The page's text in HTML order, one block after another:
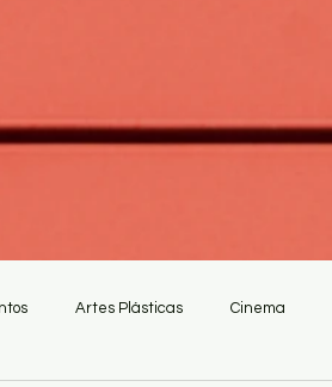
Artes Plásticas Cinema